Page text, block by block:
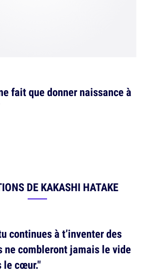
fait que donner naissance à
DE KAKASHI HATAKE
continues à t’inventer des
combleront jamais le vide
le cœur."